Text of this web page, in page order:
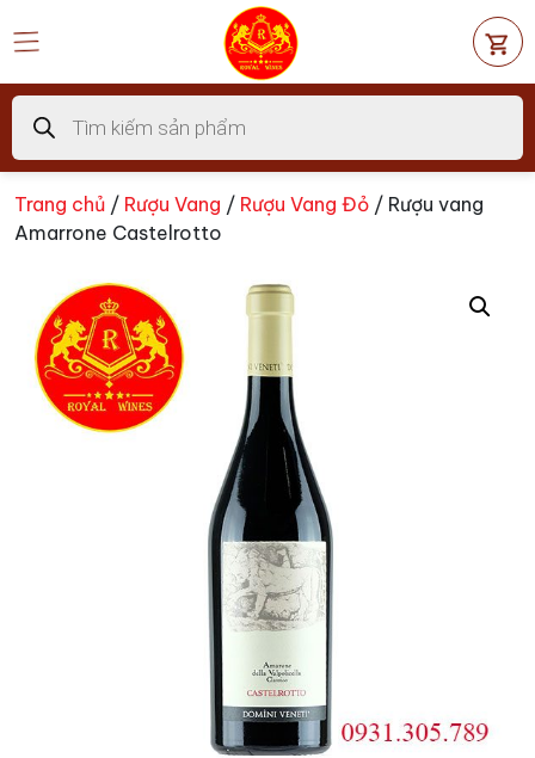
đến
dung
Tìm
kiếm
sản
phẩm
Trang chủ / Rượu Vang / Rượu Vang Đỏ / Rượu vang
Amarrone Castelrotto